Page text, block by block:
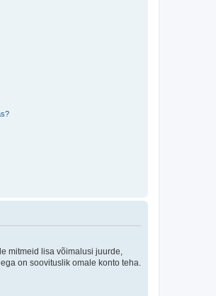
mitmeid lisa võimalusi juurde,
on soovituslik omale konto teha.